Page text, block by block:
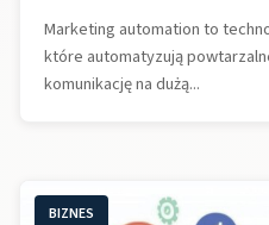
Marketing automation to
które automatyzują
komunikację na dużą...
BIZNES